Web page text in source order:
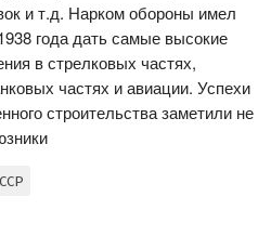
и т.д. Нарком обороны имел
года дать самые высокие
в стрелковых частях,
частях и авиации. Успехи
строительства заметили не